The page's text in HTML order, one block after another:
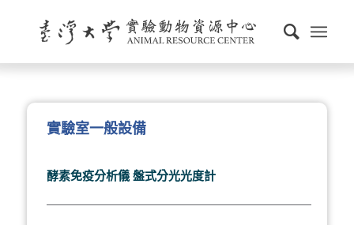
實驗室一般設備
酵素免疫分析儀 盤式分光光度計